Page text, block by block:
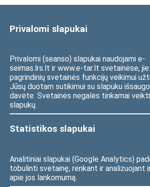
Privalomi slapukai
Privalomi (seanso) slapukai naudojami e-
seimas.lrs.lt ir www.e-tar.lt svetainėse,
pagrindinių svetainės funkcijų veikimui
Jūsų duotam sutikimui su slapuku
davėte. Svetainės negalės tinkamai
slapukų.
Statistikos slapukai
Analitiniai slapukai (Google Analytics)
tobulinti svetainę, renkant ir analizuojant
apie jos lankomumą.
Seimo nariai
Visi